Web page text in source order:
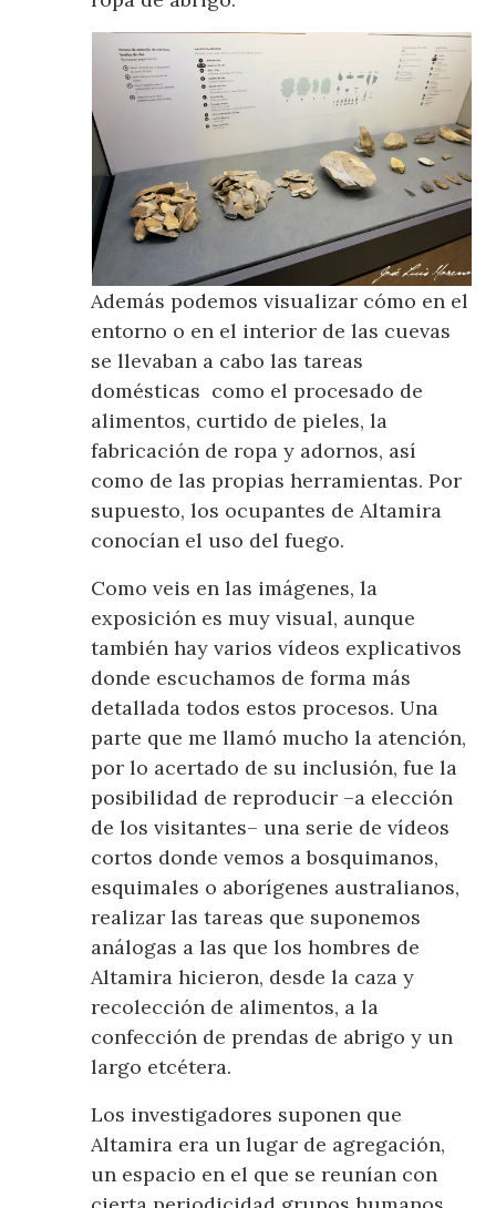
Además podemos visualizar cómo en el
entorno o en el interior de las cuevas
se llevaban a cabo las tareas
domésticas como el procesado de
alimentos, curtido de pieles, la
fabricación de ropa y adornos, así
como de las propias herramientas. Por
supuesto, los ocupantes de Altamira
conocían el uso del fuego.
Como veis en las imágenes, la
exposición es muy visual, aunque
también hay varios vídeos explicativos
donde escuchamos de forma más
detallada todos estos procesos. Una
parte que me llamó mucho la atención,
por lo acertado de su inclusión, fue la
posibilidad de reproducir –a elección
de los visitantes– una serie de vídeos
cortos donde vemos a bosquimanos,
esquimales o aborígenes australianos,
realizar las tareas que suponemos
análogas a las que los hombres de
Altamira hicieron, desde la caza y
recolección de alimentos, a la
confección de prendas de abrigo y un
largo etcétera.
Los investigadores suponen que
Altamira era un lugar de agregación,
un espacio en el que se reunían con